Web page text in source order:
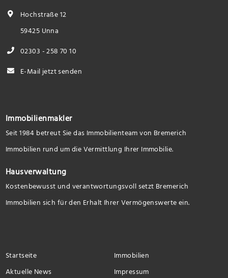
Hochstraße 12
59425 Unna
02303 - 258 70 10
E-Mail jetzt senden
Immobilienmakler
Seit 1984 betreut Sie das Immobilienteam von Bremerich
Immobilien rund um die Vermittlung Ihrer Immobilie.
Hausverwaltung
Kostenbewusst und verantwortungsvoll setzt Bremerich
Immobilien sich für den Erhalt Ihrer Vermögenswerte ein.
Startseite
Immobilien
Aktuelle News
Impressum